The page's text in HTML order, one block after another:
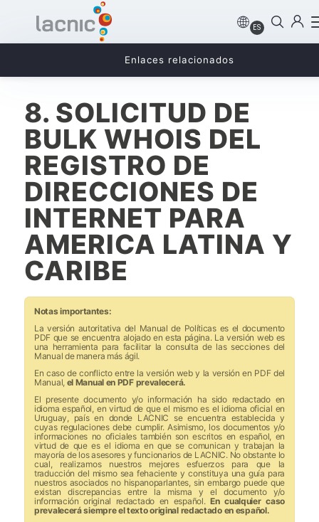
ES
8. SOLICITUD DE
BULK WHOIS DEL
REGISTRO DE
DIRECCIONES DE
INTERNET PARA
AMERICA LATINA Y
CARIBE
Notas importantes:
La versión autoritativa del Manual de Políticas es el documento
PDF que se encuentra alojado en esta página. La versión web es
una herramienta para facilitar la consulta de las secciones del
Manual de manera más ágil.
En caso de conflicto entre la versión web y la versión en PDF del
Manual, el Manual en PDF prevalecerá.
­El presente documento y/o información ha sido redactado en
idioma español, en virtud de que el mismo es el idioma oficial en
Uruguay, país en donde LACNIC se encuentra establecida y
cuyas regulaciones debe cumplir. Asimismo, los documentos y/o
informaciones no oficiales también son escritos en español, en
virtud de que es el idioma en que se comunican y trabajan la
mayoría de los asesores y funcionarios de LACNIC. No obstante lo
cual, realizamos nuestros mejores esfuerzos para que la
traducción del mismo sea fehaciente y constituya una guía para
nuestros asociados no hispanoparlantes, sin embargo puede que
existan discrepancias entre la misma y el documento y/o
información original redactado en español.En cualquier caso
prevalecerá siempre el texto original redactado en español.
Enlaces relacionados